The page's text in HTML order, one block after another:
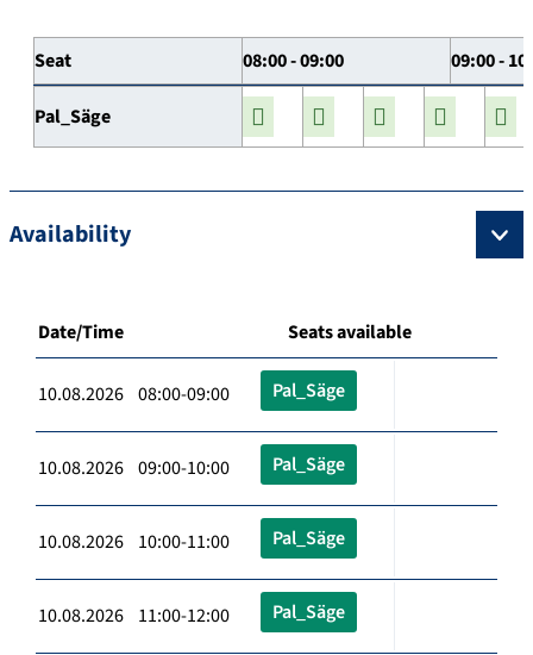
Seat 08:00 - 09:00 09:00 -
Pal_Säge
Availability
Date/Time Seats available
10.08.2026 08:00-09:00 Pal_Säge
10.08.2026 09:00-10:00 Pal_Säge
10.08.2026 10:00-11:00 Pal_Säge
10.08.2026 11:00-12:00 Pal_Säge